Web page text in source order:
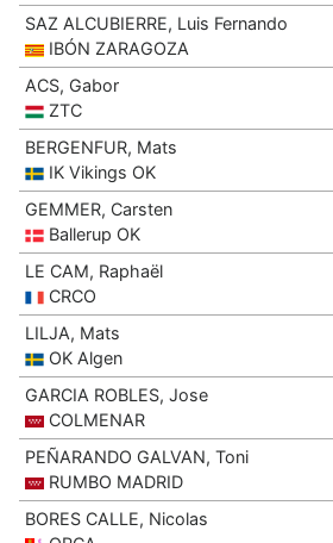
SAZ ALCUBIERRE, Luis Fernando
IBÓN ZARAGOZA
ACS, Gabor
ZTC
BERGENFUR, Mats
IK Vikings OK
GEMMER, Carsten
Ballerup OK
LE CAM, Raphaël
CRCO
LILJA, Mats
OK Algen
GARCIA ROBLES, Jose
COLMENAR
PEÑARANDO GALVAN, Toni
RUMBO MADRID
BORES CALLE, Nicolas